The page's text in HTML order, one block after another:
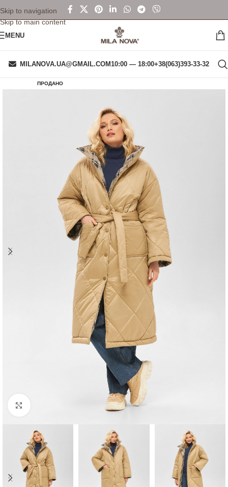
Skip to navigation
Skip to main content
MENU
MILANOVA.UA@GMAIL.COM10:00 — 18:00+38(063)393-33-32
ПРОДАНО